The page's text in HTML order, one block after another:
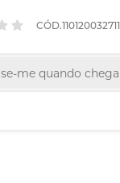
me quando